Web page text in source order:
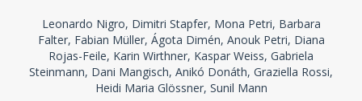
Leonardo Nigro, Dimitri Stapfer, Mona Petri, Barbara
Falter, Fabian Müller, Ágota Dimén, Anouk Petri, Diana
Rojas-Feile, Karin Wirthner, Kaspar Weiss, Gabriela
Steinmann, Dani Mangisch, Anikó Donáth, Graziella Rossi,
Heidi Maria Glössner, Sunil Mann